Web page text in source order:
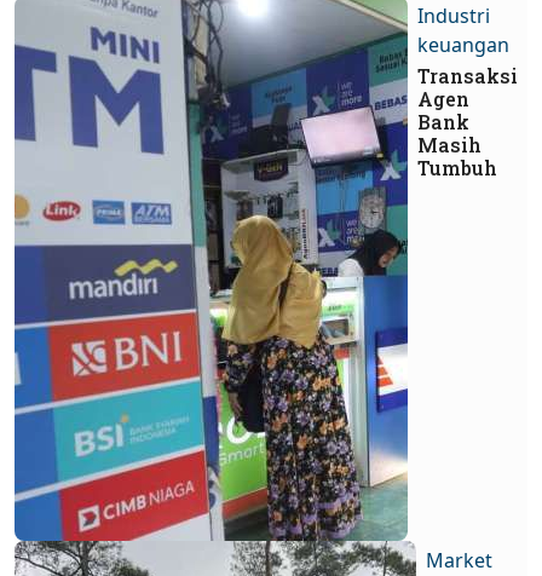
Industri
keuangan
Transaksi
Agen
Bank
Masih
Tumbuh
Market